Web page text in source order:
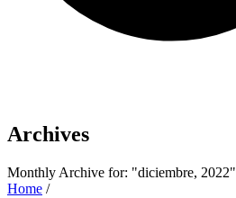
Archives
Monthly Archive for: "diciembre, 2022"
Home /